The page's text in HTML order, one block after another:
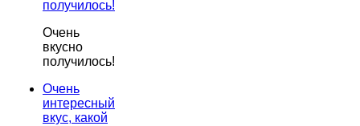
получилось!
Очень
вкусно
получилось!
Очень
интересный
вкус, какой